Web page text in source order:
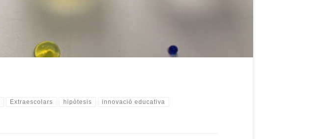
Extraescolars hipòtesis innovació educativa